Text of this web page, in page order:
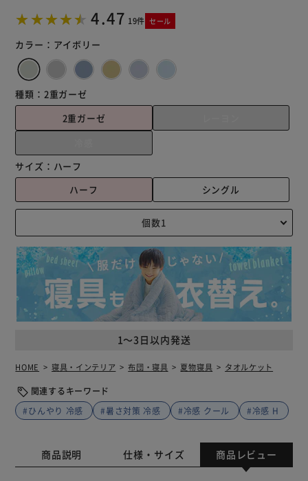
4.47 19件 セール
カラー： アイボリー
種類： 2重ガーゼ
2重ガーゼ
サイズ： ハーフ
ハーフ
シングル
1～3日以内発送
HOME 寝具・インテリア 布団・寝具 夏物寝具 タオルケット
関連するキーワード
#ひんやり 冷感
#暑さ対策 冷感 #冷感 クール #冷感 H
商品説明 仕様・サイズ 商品レビュー